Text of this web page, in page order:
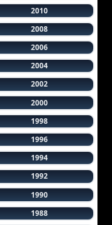
2010
2008
2006
2004
2002
2000
1998
1996
1994
1992
1990
1988